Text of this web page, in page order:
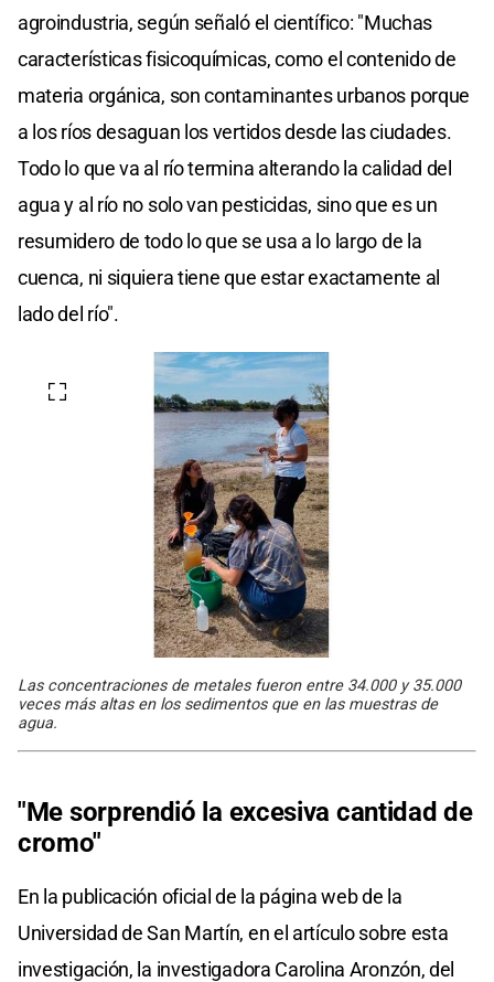
agroindustria, según señaló el científico: "Muchas
características fisicoquímicas, como el contenido de
materia orgánica, son contaminantes urbanos porque
a los ríos desaguan los vertidos desde las ciudades.
Todo lo que va al río termina alterando la calidad del
agua y al río no solo van pesticidas, sino que es un
resumidero de todo lo que se usa a lo largo de la
cuenca, ni siquiera tiene que estar exactamente al
lado del río".
Las concentraciones de metales fueron entre 34.000 y 35.000
veces más altas en los sedimentos que en las muestras de
agua.
"Me sorprendió la excesiva cantidad de
cromo"
En la publicación oficial de la página web de la
Universidad de San Martín, en el artículo sobre esta
investigación, la investigadora Carolina Aronzón, del